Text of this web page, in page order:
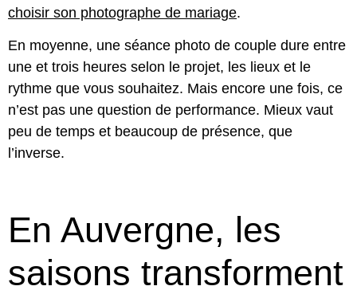
choisir son photographe de mariage.
En moyenne, une séance photo de couple dure entre
une et trois heures selon le projet, les lieux et le
rythme que vous souhaitez. Mais encore une fois, ce
n’est pas une question de performance. Mieux vaut
peu de temps et beaucoup de présence, que
l’inverse.
En Auvergne, les
saisons transforment